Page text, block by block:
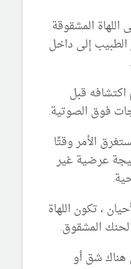
المشقوقة
الطبيب إلى داخل
قبل
فوق الصوتية.
الأمر وقتًا
عرضية غير
، تكون اللهاة
المشقوق.
شق أو